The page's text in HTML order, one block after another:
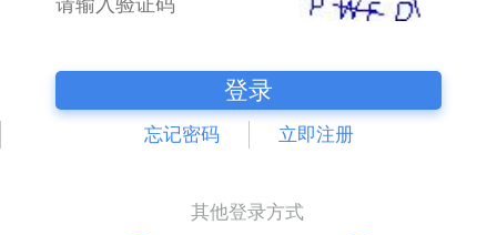
登录
忘记密码 立即注册
其他登录方式